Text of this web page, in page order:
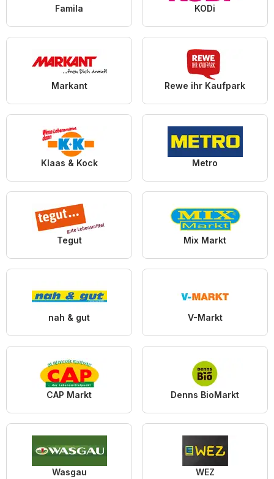
Famila KODi
Markant Rewe ihr Kaufpark
Klaas & Kock Metro
Tegut Mix Markt
nah & gut V-Markt
CAP Markt Denns BioMarkt
Wasgau WEZ